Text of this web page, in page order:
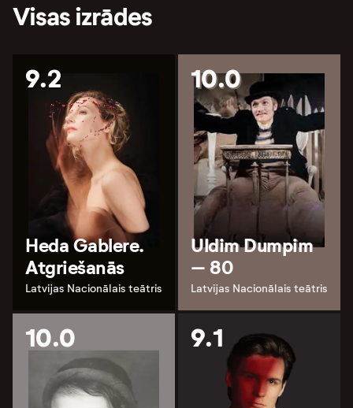
Visas izrādes
9.2
Heda Gablere.
Atgriešanās
Latvijas Nacionālais teātris
10.0
Uldim Dumpim
– 80
Latvijas Nacionālais teātris
10.0 9.1